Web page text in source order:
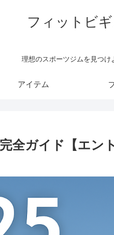
フィットビ
理想のスポーツジムを見つけ
アイテム
全ガイド【エン